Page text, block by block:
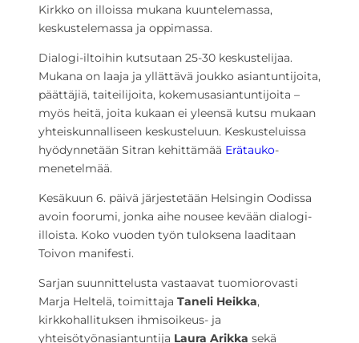
Kirkko on illoissa mukana kuuntelemassa,
keskustelemassa ja oppimassa.
Dialogi-iltoihin kutsutaan 25-30 keskustelijaa.
Mukana on laaja ja yllättävä joukko asiantuntijoita,
päättäjiä, taiteilijoita, kokemusasiantuntijoita –
myös heitä, joita kukaan ei yleensä kutsu mukaan
yhteiskunnalliseen keskusteluun. Keskusteluissa
hyödynnetään Sitran kehittämää Erätauko-
menetelmää.
Kesäkuun 6. päivä järjestetään Helsingin Oodissa
avoin foorumi, jonka aihe nousee kevään dialogi-
illoista. Koko vuoden työn tuloksena laaditaan
Toivon manifesti.
Sarjan suunnittelusta vastaavat tuomiorovasti
Marja Heltelä, toimittaja Taneli Heikka,
kirkkohallituksen ihmisoikeus- ja
yhteisötyönasiantuntija Laura Arikka sekä